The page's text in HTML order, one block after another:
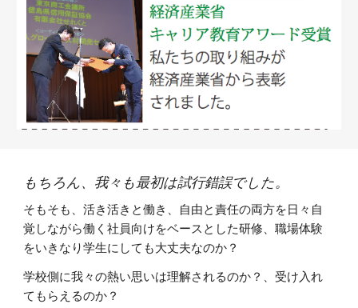
もちろん、我々も最初は試行錯誤でした。
そもそも、活き活きと働き、自由と責任の両方を日々自
覚しながら働く社員向けをベースとした研修、職場体験
をいきなり学生にしても大丈夫なのか？
学校側に我々の熱い思いは理解されるのか？、受け入れ
てもらえるのか？